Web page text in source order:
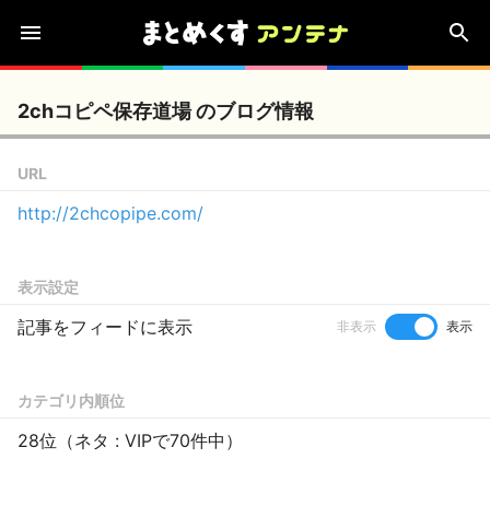
2chコピペ保存道場 のブログ情報
URL
http://2chcopipe.com/
表示設定
記事をフィードに表示 非表示 表示
カテゴリ内順位
28位（ネタ : VIPで70件中）